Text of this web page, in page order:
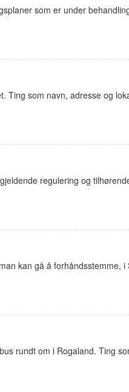
som er under
Ting som navn, adresse og
regulering og
kan gå å forhåndsstemme,
rundt om i Rogaland. Ting